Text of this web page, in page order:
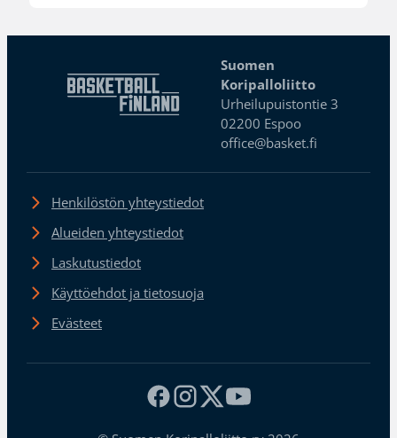
Suomen
Koripalloliitto
Urheilupuistontie 3
02200 Espoo
office@basket.fi
Henkilöstön yhteystiedot
Alueiden yhteystiedot
Laskutustiedot
Käyttöehdot ja tietosuoja
Evästeet